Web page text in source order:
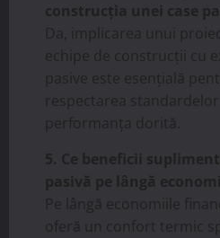
construcția unei case
Da, implicarea unui
echipe de construcții cu
pasive este esențială
respectarea
performanța dorită.
5. Ce beneficii
pasivă pe lângă
Pe lângă economiile
oferă un confort termic